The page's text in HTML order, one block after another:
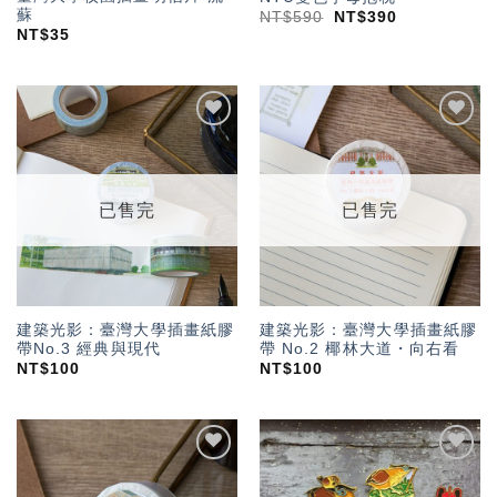
蘇
NT$35
NT$590 NT$390
加入
「願
望輕
已售完
建築光影：臺灣大學插畫紙膠
帶No.3 經典與現代
NT$100
加入
「願
望輕
已售完
建築光影：臺灣大學插畫紙膠
帶 No.2 椰林大道・向右看
NT$100
加入
加入
「願